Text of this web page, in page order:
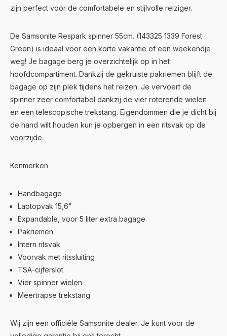
zijn perfect voor de comfortabele en stijlvolle reiziger.
De Samsonite Respark spinner 55cm. (143325 1339 Forest
Green) is ideaal voor een korte vakantie of een weekendje
weg! Je bagage berg je overzichtelijk op in het
hoofdcompartiment. Dankzij de gekruiste pakriemen blijft de
bagage op zijn plek tijdens het reizen. Je vervoert de
spinner zeer comfortabel dankzij de vier roterende wielen
en een telescopische trekstang. Eigendommen die je dicht bij
de hand wilt houden kun je opbergen in een ritsvak op de
voorzijde.
Kenmerken
Handbagage
Laptopvak 15,6"
Expandable, voor 5 liter extra bagage
Pakriemen
Intern ritsvak
Voorvak met ritssluiting
TSA-cijferslot
Vier spinner wielen
Meertrapse trekstang
Wij zijn een officiële Samsonite dealer. Je kunt voor de